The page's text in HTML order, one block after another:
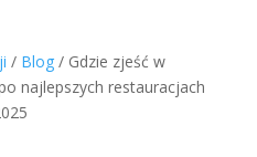
/ Blog/ Gdzie zjeść w
najlepszych restauracjach